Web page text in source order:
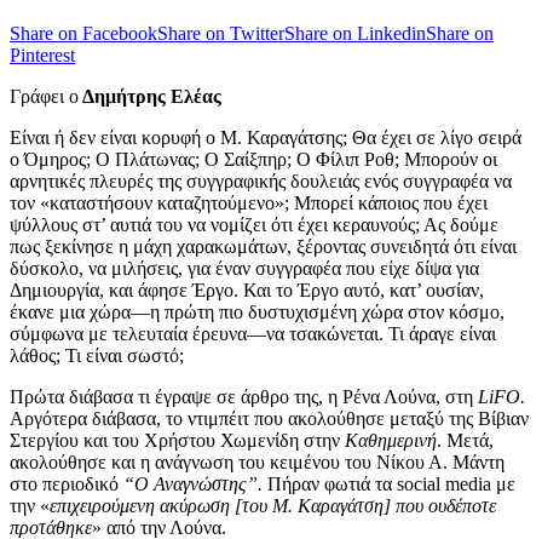
Share on FacebookShare on TwitterShare on LinkedinShare on
Pinterest
Γράφει οΔημήτρης Ελέας
Είναι ή δεν είναι κορυφή ο Μ. Καραγάτσης; Θα έχει σε λίγο σειρά
ο Όμηρος; Ο Πλάτωνας; Ο Σαίξπηρ; Ο Φίλιπ Ροθ; Μπορούν οι
αρνητικές πλευρές της συγγραφικής δουλειάς ενός συγγραφέα να
τον «καταστήσουν καταζητούμενο»; Μπορεί κάποιος που έχει
ψύλλους στ’ αυτιά του να νομίζει ότι έχει κεραυνούς; Ας δούμε
πως ξεκίνησε η μάχη χαρακωμάτων, ξέροντας συνειδητά ότι είναι
δύσκολο, να μιλήσεις, για έναν συγγραφέα που είχε δίψα για
Δημιουργία, και άφησε Έργο. Και το Έργο αυτό, κατ’ ουσίαν,
έκανε μια χώρα―η πρώτη πιο δυστυχισμένη χώρα στον κόσμο,
σύμφωνα με τελευταία έρευνα―να τσακώνεται. Τι άραγε είναι
λάθος; Τι είναι σωστό;
Πρώτα διάβασα τι έγραψε σε άρθρο της, η Ρένα Λούνα, στη LiFO.
Αργότερα διάβασα, το ντιμπέιτ που ακολούθησε μεταξύ της Βίβιαν
Στεργίου και του Χρήστου Χωμενίδη στην Καθημερινή. Μετά,
ακολούθησε και η ανάγνωση του κειμένου του Νίκου Α. Μάντη
στο περιοδικό “Ο Αναγνώστης”. Πήραν φωτιά τα social media με
την «επιχειρούμενη ακύρωση [του Μ. Καραγάτση] που ουδέποτε
προτάθηκε» από την Λούνα.